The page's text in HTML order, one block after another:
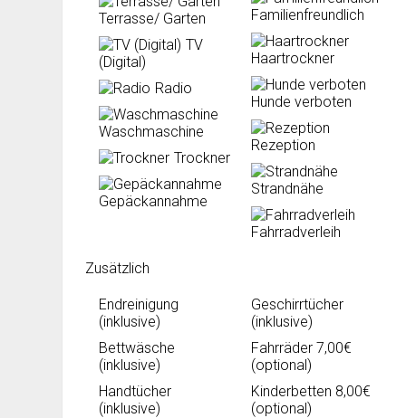
Terrasse/ Garten
TV
(Digital)
Radio
Waschmaschine
Trockner
Gepäckannahme
Familienfreundlich
Haartrockner
Hunde verboten
Rezeption
Strandnähe
Fahrradverleih
Zusätzlich
Endreinigung
(inklusive)
Bettwäsche
(inklusive)
Handtücher
(inklusive)
Geschirrtücher
(inklusive)
Fahrräder 7,00€
(optional)
Kinderbetten 8,00€
(optional)